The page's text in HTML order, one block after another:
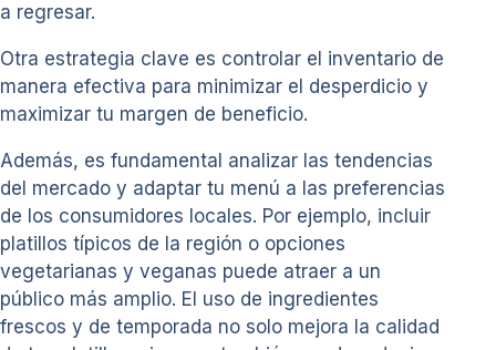
a regresar.
Otra estrategia clave es controlar el inventario de
manera efectiva para minimizar el desperdicio y
maximizar tu margen de beneficio.
Además, es fundamental analizar las tendencias
del mercado y adaptar tu menú a las preferencias
de los consumidores locales. Por ejemplo, incluir
platillos típicos de la región o opciones
vegetarianas y veganas puede atraer a un
público más amplio. El uso de ingredientes
frescos y de temporada no solo mejora la calidad